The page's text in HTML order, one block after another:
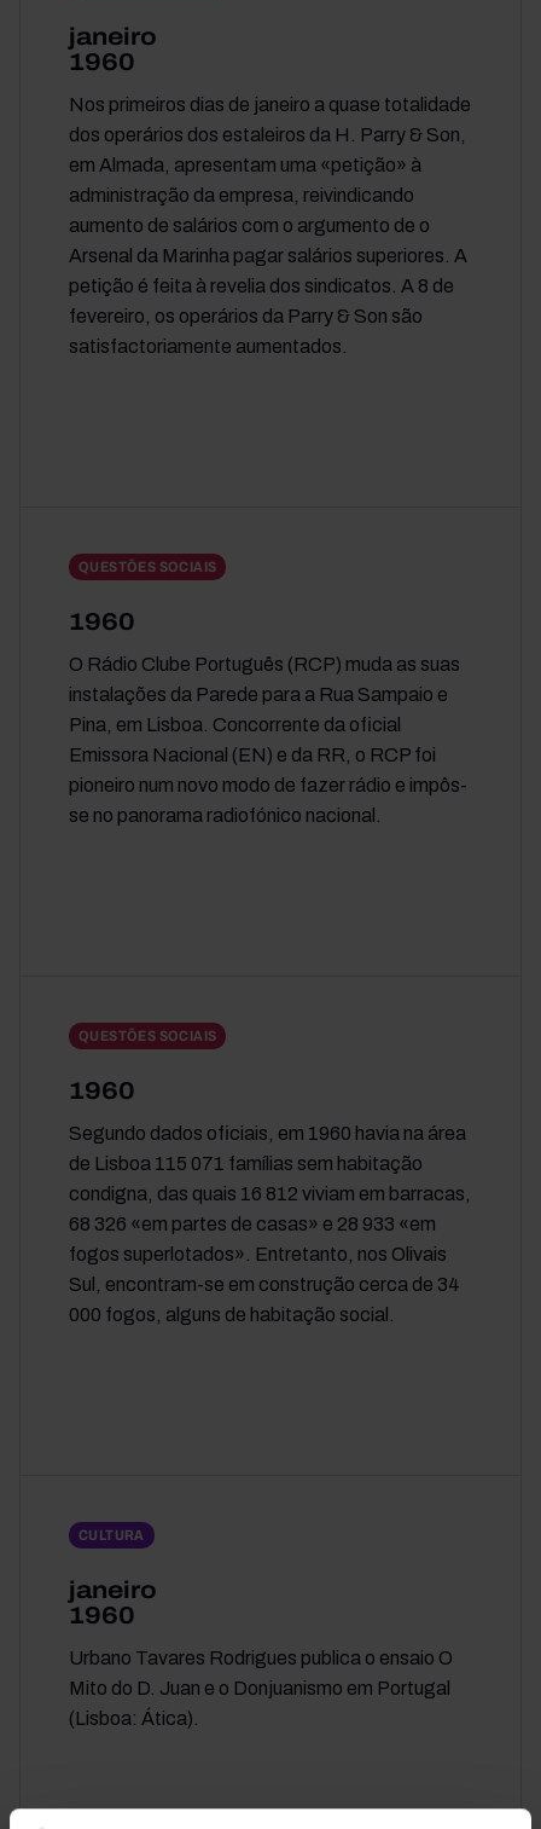
janeiro
1960
Nos primeiros dias de janeiro a quase totalidade
dos operários dos estaleiros da H. Parry & Son,
em Almada, apresentam uma «petição» à
administração da empresa, reivindicando
aumento de salários com o argumento de o
Arsenal da Marinha pagar salários superiores. A
petição é feita à revelia dos sindicatos. A 8 de
fevereiro, os operários da Parry & Son são
satisfactoriamente aumentados.
QUESTÕES SOCIAIS
1960
O Rádio Clube Português (RCP) muda as suas
instalações da Parede para a Rua Sampaio e
Pina, em Lisboa. Concorrente da oficial
Emissora Nacional (EN) e da RR, o RCP foi
pioneiro num novo modo de fazer rádio e impôs-
se no panorama radiofónico nacional.
QUESTÕES SOCIAIS
1960
Segundo dados oficiais, em 1960 havia na área
de Lisboa 115 071 famílias sem habitação
condigna, das quais 16 812 viviam em barracas,
68 326 «em partes de casas» e 28 933 «em
fogos superlotados». Entretanto, nos Olivais
Sul, encontram-se em construção cerca de 34
000 fogos, alguns de habitação social.
CULTURA
janeiro
1960
Urbano Tavares Rodrigues publica o ensaio O
Mito do D. Juan e o Donjuanismo em Portugal
(Lisboa: Ática).